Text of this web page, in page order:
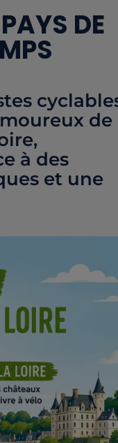
DE
de
à des
et une